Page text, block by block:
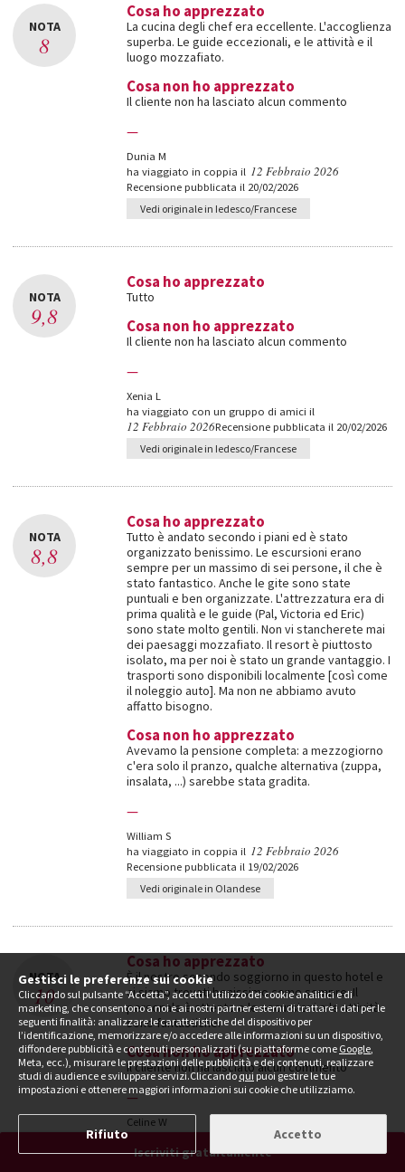
Gestisci le preferenze sui cookie
Cliccando sul pulsante “Accetta”, accetti l’utilizzo dei cookie analitici e di
marketing, che consentono a noi e ai nostri partner esterni di trattare i dati per le
seguenti finalità: analizzare le caratteristiche del dispositivo per
l’identificazione, memorizzare e/o accedere alle informazioni su un dispositivo,
diffondere pubblicità e contenuti personalizzati (su piattaforme come Google,
Meta, ecc.), misurare le prestazioni delle pubblicità e dei contenuti, realizzare
studi di audience e sviluppare servizi.Cliccandoqui puoi gestire le tue
impostazioni e ottenere maggiori informazioni sui cookie che utilizziamo.
Accetto
Rifiuto
Iscriviti gratuitamente
NOTA
8
Cosa ho apprezzato
La cucina degli chef era eccellente. L'accoglienza
superba. Le guide eccezionali, e le attività e il
luogo mozzafiato.
Cosa non ho apprezzato
Il cliente non ha lasciato alcun commento
—
Dunia M
ha viaggiato in coppia il 12 Febbraio 2026
Recensione pubblicata il 20/02/2026
Vedi originale in Iedesco/Francese
NOTA
9,8
Cosa ho apprezzato
Tutto
Cosa non ho apprezzato
Il cliente non ha lasciato alcun commento
—
Xenia L
ha viaggiato con un gruppo di amici il
12 Febbraio 2026Recensione pubblicata il 20/02/2026
Vedi originale in Iedesco/Francese
NOTA
8,8
Cosa ho apprezzato
Tutto è andato secondo i piani ed è stato
organizzato benissimo. Le escursioni erano
sempre per un massimo di sei persone, il che è
stato fantastico. Anche le gite sono state
puntuali e ben organizzate. L'attrezzatura era di
prima qualità e le guide (Pal, Victoria ed Eric)
sono state molto gentili. Non vi stancherete mai
dei paesaggi mozzafiato. Il resort è piuttosto
isolato, ma per noi è stato un grande vantaggio. I
trasporti sono disponibili localmente [così come
il noleggio auto]. Ma non ne abbiamo avuto
affatto bisogno.
Cosa non ho apprezzato
Avevamo la pensione completa: a mezzogiorno
c'era solo il pranzo, qualche alternativa (zuppa,
insalata, ...) sarebbe stata gradita.
—
William S
ha viaggiato in coppia il 12 Febbraio 2026
Recensione pubblicata il 19/02/2026
Vedi originale in Olandese
NOTA
10
Cosa ho apprezzato
È il nostro secondo soggiorno in questo hotel e
ci siamo trovati benissimo come sempre. Il
personale è attento e le escursioni e le attività
sono fantastiche.
Cosa non ho apprezzato
Il cliente non ha lasciato alcun commento
—
Celine W
ha viaggiato in coppia il
10 Febbraio 2026
Recensione pubblicata il 17/02/2026